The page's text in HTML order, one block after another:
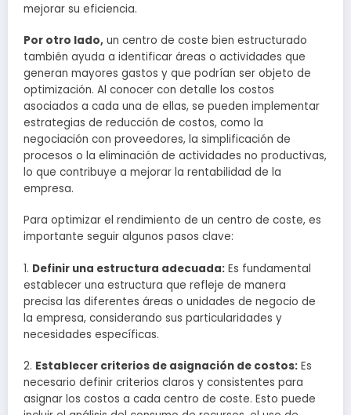
mejorar su eficiencia.
Por otro lado, un centro de coste bien estructurado
también ayuda a identificar áreas o actividades que
generan mayores gastos y que podrían ser objeto de
optimización. Al conocer con detalle los costos
asociados a cada una de ellas, se pueden implementar
estrategias de reducción de costos, como la
negociación con proveedores, la simplificación de
procesos o la eliminación de actividades no productivas,
lo que contribuye a mejorar la rentabilidad de la
empresa.
Para optimizar el rendimiento de un centro de coste, es
importante seguir algunos pasos clave:
1. Definir una estructura adecuada: Es fundamental
establecer una estructura que refleje de manera
precisa las diferentes áreas o unidades de negocio de
la empresa, considerando sus particularidades y
necesidades específicas.
2. Establecer criterios de asignación de costos: Es
necesario definir criterios claros y consistentes para
asignar los costos a cada centro de coste. Esto puede